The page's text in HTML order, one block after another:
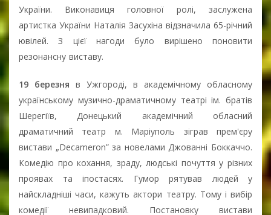
України. Виконавиця головної ролі, заслужена
артистка України Наталія Засухіна відзначила 65-річний
ювілей. З цієї нагоди було вирішено поновити
резонансну виставу.
19 березня в Ужгороді, в академічному обласному
українському музично-драматичному театрі ім. братів
Шерегіїв, Донецький академічний обласний
драматичний театр м. Маріуполь зіграв прем'єру
вистави „Decameron” за новелами Джованні Боккаччо.
Комедію про кохання, зраду, людські почуття у різних
проявах та іпостасях. Гумор рятував людей у
найскладніші часи, кажуть актори театру. Тому і вибір
комедії невипадковий. Постановку вистави